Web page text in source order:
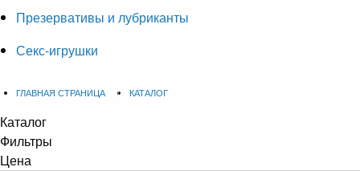
Презервативы и лубриканты
Секс-игрушки
ГЛАВНАЯ СТРАНИЦА КАТАЛОГ
Каталог
Фильтры
Цена